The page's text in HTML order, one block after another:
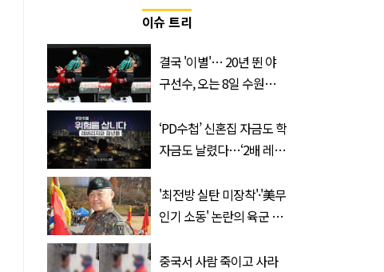
이슈 트리
결국 '이별'… 20년 뛴 야
구선수, 오는 8일 수원서
‘PD수첩’ 신혼집 자금도 학
자금도 날렸다…‘2배 레버
'최전방 실탄 미장착'·'美무
인기 소동' 논란의 육군 1
중국서 사람 죽이고 사라